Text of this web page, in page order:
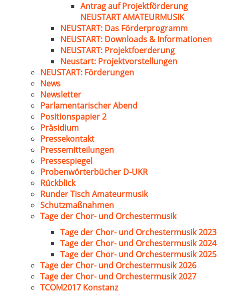
Antrag auf Projektförderung
NEUSTART AMATEURMUSIK
NEUSTART: Das Förderprogramm
NEUSTART: Downloads & Informationen
NEUSTART: Projektfoerderung
Neustart: Projektvorstellungen
NEUSTART: Förderungen
News
Newsletter
Parlamentarischer Abend
Positionspapier 2
Präsidium
Pressekontakt
Pressemitteilungen
Pressespiegel
Probenwörterbücher D-UKR
Rückblick
Runder Tisch Amateurmusik
Schutzmaßnahmen
Tage der Chor- und Orchestermusik
Tage der Chor- und Orchestermusik 2023
Tage der Chor- und Orchestermusik 2024
Tage der Chor- und Orchestermusik 2025
Tage der Chor- und Orchestermusik 2026
Tage der Chor- und Orchestermusik 2027
TCOM2017 Konstanz